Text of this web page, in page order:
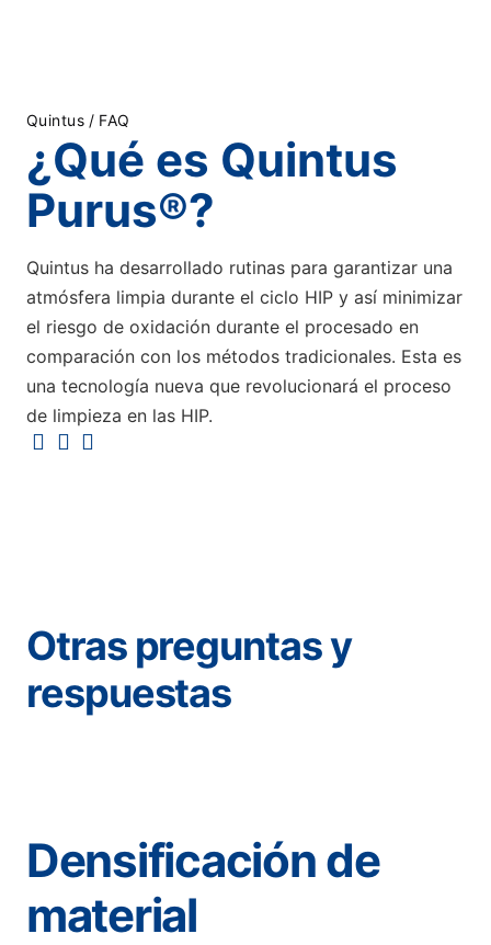
Quintus / FAQ
¿Qué es Quintus
Purus®?
Quintus ha desarrollado rutinas para garantizar una
atmósfera limpia durante el ciclo HIP y así minimizar
el riesgo de oxidación durante el procesado en
comparación con los métodos tradicionales. Esta es
una tecnología nueva que revolucionará el proceso
de limpieza en las HIP.
Otras preguntas y
respuestas
Densificación de
material